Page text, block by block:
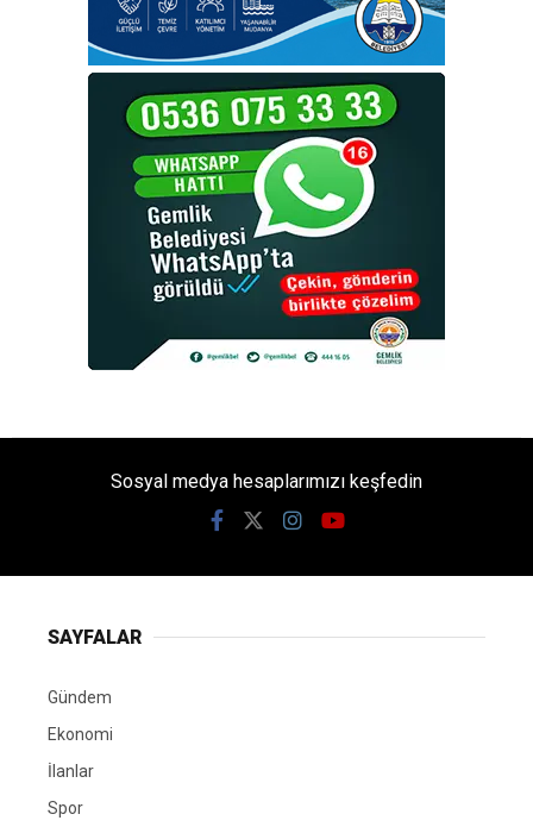
Sosyal medya hesaplarımızı keşfedin
SAYFALAR
Gündem
Ekonomi
İlanlar
Spor